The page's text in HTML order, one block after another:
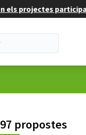
els projectes
97 propostes